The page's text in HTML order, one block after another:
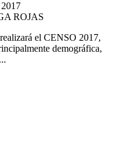
ROJAS
el CENSO 2017,
demográfica,